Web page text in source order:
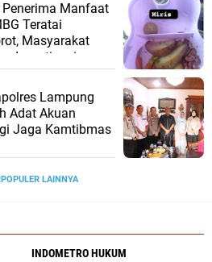
Manfaat
Teratai
Masyarakat
Investigasi
Lampung
Adat Akuan
Jaga Kamtibmas
LAINNYA
INDOMETRO HUKUM